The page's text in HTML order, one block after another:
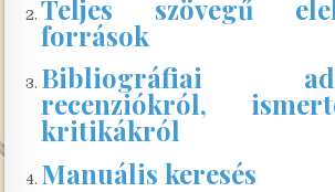
Teljes szövegű
források
Bibliográfiai
recenziókról,
kritikákról
Manuális keresés